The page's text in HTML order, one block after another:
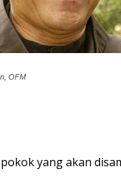
OFM
yang akan